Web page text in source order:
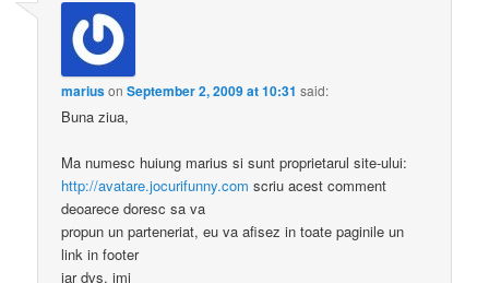
mariusonSeptember 2, 2009 at 10:31 said:
Buna ziua,
Ma numesc huiung marius si sunt proprietarul site-ului:
http://avatare.jocurifunny.com scriu acest comment
deoarece doresc sa va
propun un parteneriat, eu va afisez in toate paginile un
link in footer
iar dvs. imi